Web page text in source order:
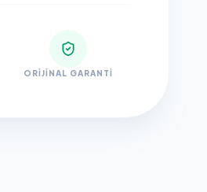
ORIJINAL GARANTI